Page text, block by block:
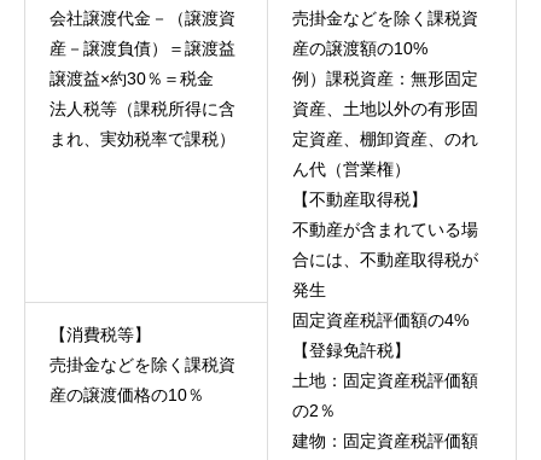
会社譲渡代金－（譲渡資
産－譲渡負債）＝譲渡益
譲渡益×約30％＝税金
法人税等（課税所得に含
まれ、実効税率で課税）
売掛金などを除く課税資
産の譲渡額の10%
例）課税資産：無形固定
資産、土地以外の有形固
定資産、棚卸資産、のれ
ん代（営業権）
【不動産取得税】
不動産が含まれている場
合には、不動産取得税が
発生
固定資産税評価額の4%
【登録免許税】
土地：固定資産税評価額
の2％
建物：固定資産税評価額
【消費税等】
売掛金などを除く課税資
産の譲渡価格の10％